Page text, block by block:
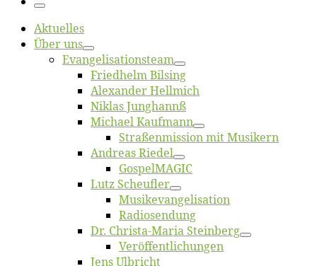
Menü
Ak­tu­el­les
Über uns
Evangelisa­tions­team
Fried­helm Bilsing
Alex­an­der Hellmich
Ni­klas Junghannß
Mi­cha­el Kaufmann
Straßenmis­sion mit Musikern
An­dre­as Riedel
Gos­pel­MA­GIC
Lutz Scheuf­ler
Musikevan­ge­li­sa­tion
Ra­dio­sen­dung
Dr. Chris­­ta-Ma­ria Steinberg
Ver­öf­fent­li­chun­gen
Jens Ulb­richt